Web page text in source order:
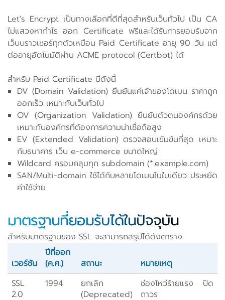
Let's Encrypt เป็นทางเลือกที่ดีที่สุดสำหรับเว็บทั่วไป เป็น CA
ไม่แสวงหากำไร ออก Certificate ฟรีและได้รับการยอมรับจาก
เว็บบราวเซอร์ทุกตัวเหมือน Paid Certificate อายุ 90 วัน แต่
ต่ออายุอัตโนมัติผ่าน ACME protocol (Certbot) ได้
สำหรับ Paid Certificate มีดังนี้
DV (Domain Validation) ยืนยันแค่เจ้าของโดเมน ราคาถูก
ออกเร็ว เหมาะกับเว็บทั่วไป
OV (Organization Validation) ยืนยันตัวตนองค์กรด้วย
เหมาะกับองค์กรที่ต้องการความน่าเชื่อถือสูง
EV (Extended Validation) ตรวจสอบเข้มข้นที่สุด เหมาะ
กับธนาคาร เว็บ e-commerce ขนาดใหญ่
Wildcard ครอบคลุมทุก subdomain (*.example.com)
SAN/Multi-domain ใช้ได้กับหลายโดเมนในใบเดียว ประหยัด
ค่าใช้จ่าย
มาตรฐานที่ยอมรับได้ในปัจจุบัน
สำหรับมาตรฐานของ SSL จะสามารถสรุปได้ดังตาราง
เวอร์ชัน
ปีที่ออก
(ค.ศ.)
สถานะ
หมายเหตุ
SSL
2.0
1994
ยกเลิก
(Deprecated)
ช่องโหว่ร้ายแรง ปิด
ถาวร